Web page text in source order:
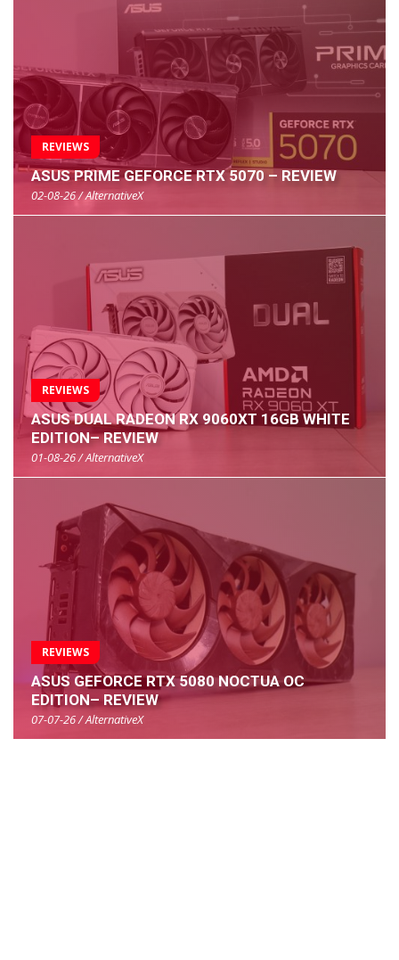
REVIEWS
ASUS PRIME GEFORCE RTX 5070 – REVIEW
02-08-26 / AlternativeX
REVIEWS
ASUS DUAL RADEON RX 9060XT 16GB WHITE
EDITION– REVIEW
01-08-26 / AlternativeX
REVIEWS
ASUS GEFORCE RTX 5080 NOCTUA OC
EDITION– REVIEW
07-07-26 / AlternativeX